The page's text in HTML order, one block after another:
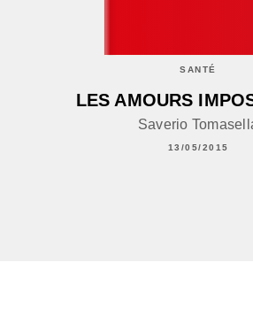
SANTÉ
LES AMOURS
Saverio
13/05/2015